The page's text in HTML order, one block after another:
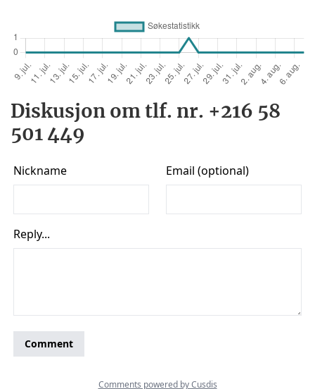
Diskusjon om tlf. nr. +216 58
501 449